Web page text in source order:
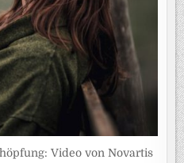
Video von Novartis